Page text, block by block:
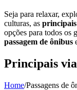
Seja para relaxar,
culturas, as
opções para todos os
passagem de ônibus
Principais
Home/Passagens de